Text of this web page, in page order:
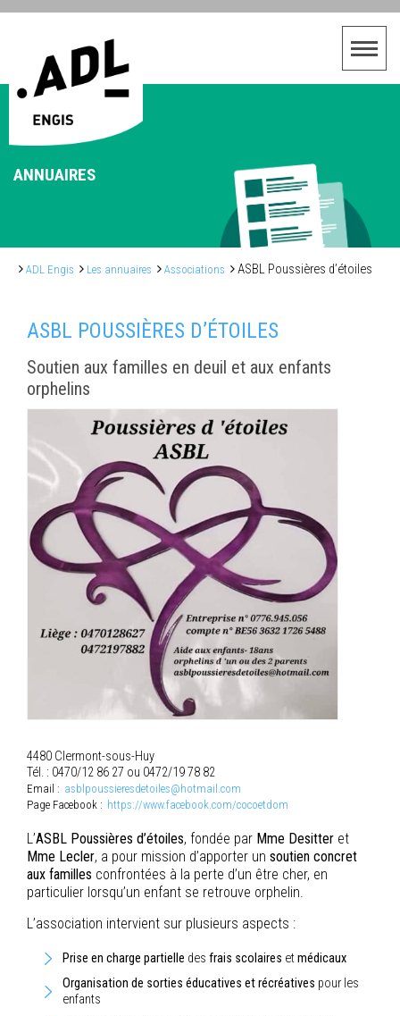
ANNUAIRES
ADL Engis Les annuaires Associations ASBL Poussières d’étoiles
ASBL POUSSIÈRES D’ÉTOILES
Soutien aux familles en deuil et aux enfants
orphelins
4480 Clermont-sous-Huy
Tél. : 0470/12 86 27 ou 0472/19 78 82
Email : asblpoussieresdetoiles@hotmail.com
Page Facebook : https://www.facebook.com/cocoetdom
L’ASBL Poussières d’étoiles, fondée par Mme Desitter et
Mme Lecler, a pour mission d’apporter un soutien concret
aux familles confrontées à la perte d’un être cher, en
particulier lorsqu’un enfant se retrouve orphelin.
L’association intervient sur plusieurs aspects :
Prise en charge partielle des frais scolaires etmédicaux
Organisation de sorties éducatives et récréatives pour les
enfants